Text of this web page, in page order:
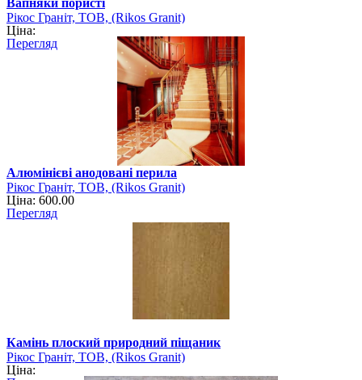
Рікос Граніт, ТОВ, (Rikos Granit)
Ціна:
Перегляд
Алюмінієві анодовані перила
Рікос Граніт, ТОВ, (Rikos Granit)
Ціна: 600.00
Перегляд
Камінь плоский природний піщаник
Рікос Граніт, ТОВ, (Rikos Granit)
Ціна: